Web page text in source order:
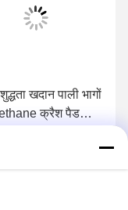
खदान पाली भागों
क्रैश पैड